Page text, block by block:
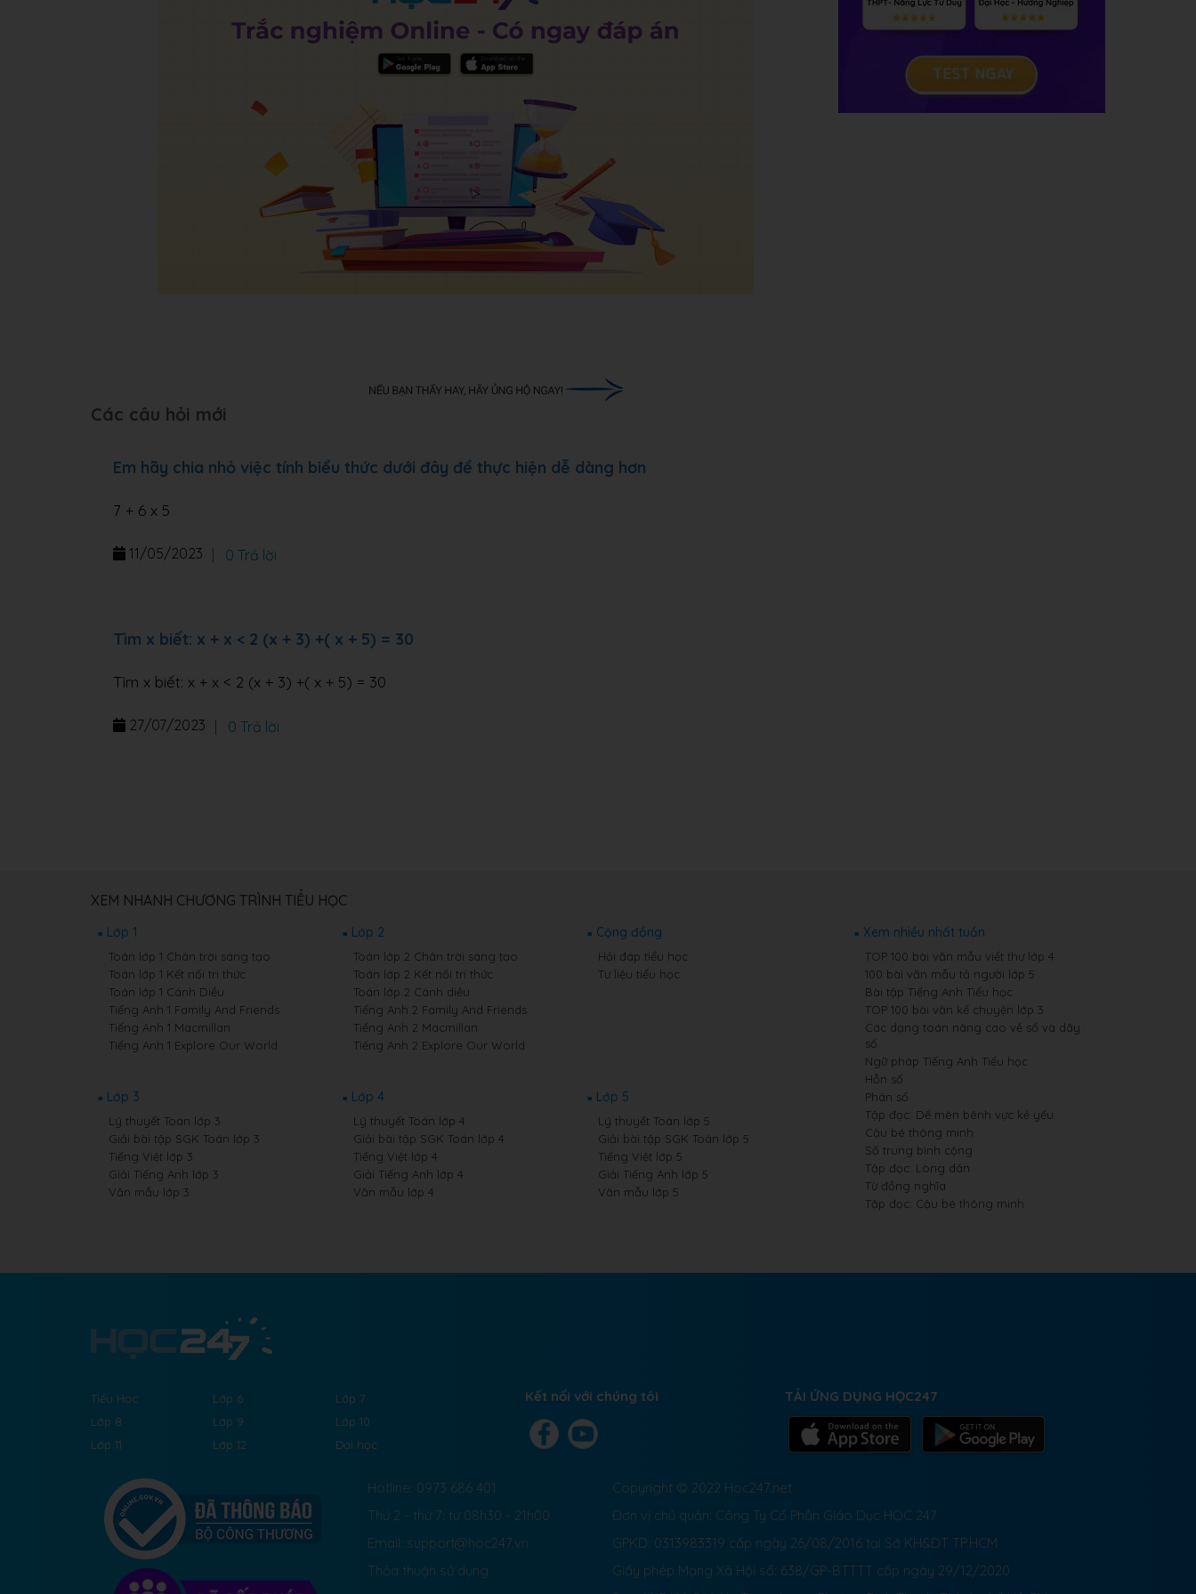
Các câu hỏi mới
Em hãy chia nhỏ việc tính biểu thức dưới đây để thực hiện dễ dàng hơn
7 + 6 x 5
11/05/2023 0 Trả lời
Tìm x biết: x + x < 2 (x + 3) +( x + 5) = 30
Tìm x biết: x + x < 2 (x + 3) +( x + 5) = 30
27/07/2023 0 Trả lời
XEM NHANH CHƯƠNG TRÌNH TIỂU HỌC
Lớp 1
Toán lớp 1 Chân trời sáng tạo
Toán lớp 1 Kết nối tri thức
Toán lớp 1 Cánh Diều
Tiếng Anh 1 Family And Friends
Tiếng Anh 1 Macmillan
Tiếng Anh 1 Explore Our World
Lớp 2
Toán lớp 2 Chân trời sáng tạo
Toán lớp 2 Kết nối tri thức
Toán lớp 2 Cánh diều
Tiếng Anh 2 Family And Friends
Tiếng Anh 2 Macmillan
Tiếng Anh 2 Explore Our World
Cộng đồng
Hỏi đáp tiểu học
Tư liệu tiểu học
Lớp 3
Lý thuyết Toán lớp 3
Giải bài tập SGK Toán lớp 3
Tiếng Việt lớp 3
Giải Tiếng Anh lớp 3
Văn mẫu lớp 3
Lớp 4
Lý thuyết Toán lớp 4
Giải bài tập SGK Toán lớp 4
Tiếng Việt lớp 4
Giải Tiếng Anh lớp 4
Văn mẫu lớp 4
Lớp 5
Lý thuyết Toán lớp 5
Giải bài tập SGK Toán lớp 5
Tiếng Việt lớp 5
Giải Tiếng Anh lớp 5
Văn mẫu lớp 5
Xem nhiều nhất tuần
TOP 100 bài văn mẫu viết thư lớp 4
100 bài văn mẫu tả người lớp 5
Bài tập Tiếng Anh Tiểu học
TOP 100 bài văn kể chuyện lớp 3
Các dạng toán nâng cao về số và dãy
số
Ngữ pháp Tiếng Anh Tiểu học
Hỗn số
Phân số
Tập đọc: Dế mèn bênh vực kẻ yếu
Cậu bé thông minh
Số trung bình cộng
Tập đọc: Lòng dân
Từ đồng nghĩa
Tập đọc: Cậu bé thông minh
Tiểu Học Lớp 6
Lớp 7
Lớp 8
Lớp 9
Lớp 10
Lớp 11
Lớp 12 Đại học
Kết nối với chúng tôi TẢI ỨNG DỤNG HỌC247
Hotline: 0973 686 401
Thứ 2 - thứ 7: từ 08h30 - 21h00
Email: support@hoc247.vn
Thỏa thuận sử dụng
Copyright © 2022 Hoc247.net
Đơn vị chủ quản: Công Ty Cổ Phần Giáo Dục HỌC 247
GPKD: 0313983319 cấp ngày 26/08/2016 tại Sở KH&ĐT TP.HCM
Giấy phép Mạng Xã Hội số: 638/GP-BTTTT cấp ngày 29/12/2020